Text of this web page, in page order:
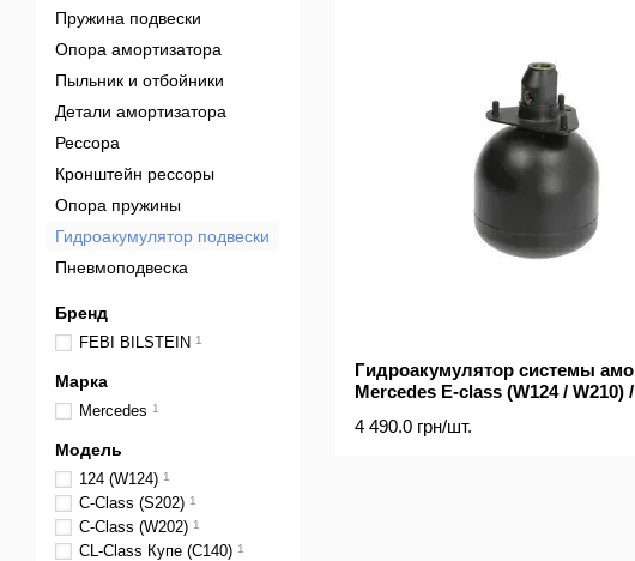
Гидроакумулятор системы
Mercedes E-class (W124 / W210)
4 490.0 грн/шт.
Пружина подвески
Опора амортизатора
Пыльник и отбойники
Детали амортизатора
Рессора
Кронштейн рессоры
Опора пружины
Гидроакумулятор подвески
Пневмоподвеска
Бренд
FEBI BILSTEIN 1
Марка
Mercedes 1
Модель
124 (W124) 1
C-Class (S202) 1
C-Class (W202) 1
CL-Class Купе (C140) 1